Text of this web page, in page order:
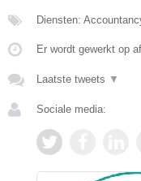
Diensten:
Er wordt gewerkt op
Laatste tweets ▼
Sociale media: